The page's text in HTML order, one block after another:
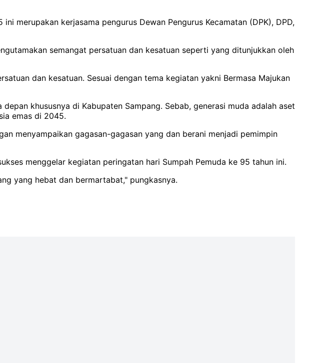
merupakan kerjasama pengurus Dewan Pengurus Kecamatan (DPK), DPD,
semangat persatuan dan kesatuan seperti yang ditunjukkan oleh
dan kesatuan. Sesuai dengan tema kegiatan yakni Bermasa Majukan
khususnya di Kabupaten Sampang. Sebab, generasi muda adalah aset
emas di 2045.
menyampaikan gagasan-gagasan yang dan berani menjadi pemimpin
menggelar kegiatan peringatan hari Sumpah Pemuda ke 95 tahun ini.
yang hebat dan bermartabat," pungkasnya.